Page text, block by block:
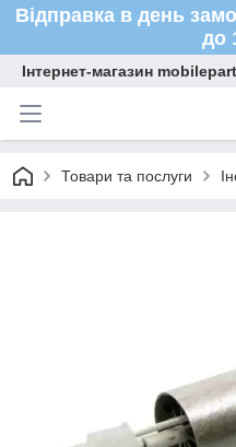
Відправка в день
до
Інтернет-магазин
Товари та послуги